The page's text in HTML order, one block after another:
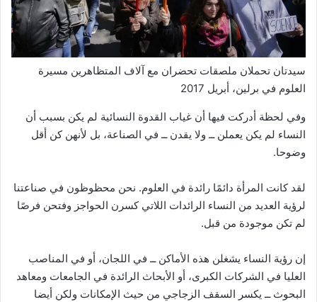
سيدتان تحملان ملصقات تحضران مع آلاف المتظاهرين مسيرة
العلوم في برلين، أبريل 2017
وفي لحظة أدركت فيها أن غياب القدوة النسائية لم يكن بسبب أن
النساء لم يكن يعملن ــ ولا يقدن ــ في الصناعة، بل لأنهن كن أقل
وضوحا.
لقد كانت المرأة دائمًا رائدة في العلوم. نحن محظوظون في صناعتنا
لرؤية العديد من النساء الرائدات اللاتي كسرن الحواجز وفتحن فرصًا
لم تكن موجودة من قبل.
إن رؤية النساء يشغلن هذه الأماكن ــ في اللجان، أو في المناصب
العليا في الشركات الكبرى، أو الأبحاث الرائدة في الجامعات ومعاهد
البحوث ــ يكسر السقف الزجاجي من حيث الإمكانات ولكن أيضا